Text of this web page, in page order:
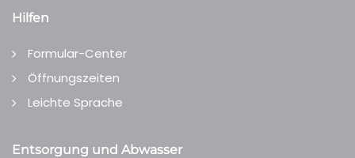
Hilfen
Formular-Center
Öffnungszeiten
Leichte Sprache
Entsorgung und Abwasser